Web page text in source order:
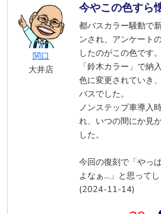
関口
大井店
今やこの色すら
都バスカラー騒動で
ンされ、アンケート
したのがこの色です。
「鈴木カラー」で納
色に変更されていき
バスでした。
ノンステップ車導入
れ、いつの間にか見
した。
今回の復刻で「やっ
よなぁ…」と思ってし
(2024-11-14)